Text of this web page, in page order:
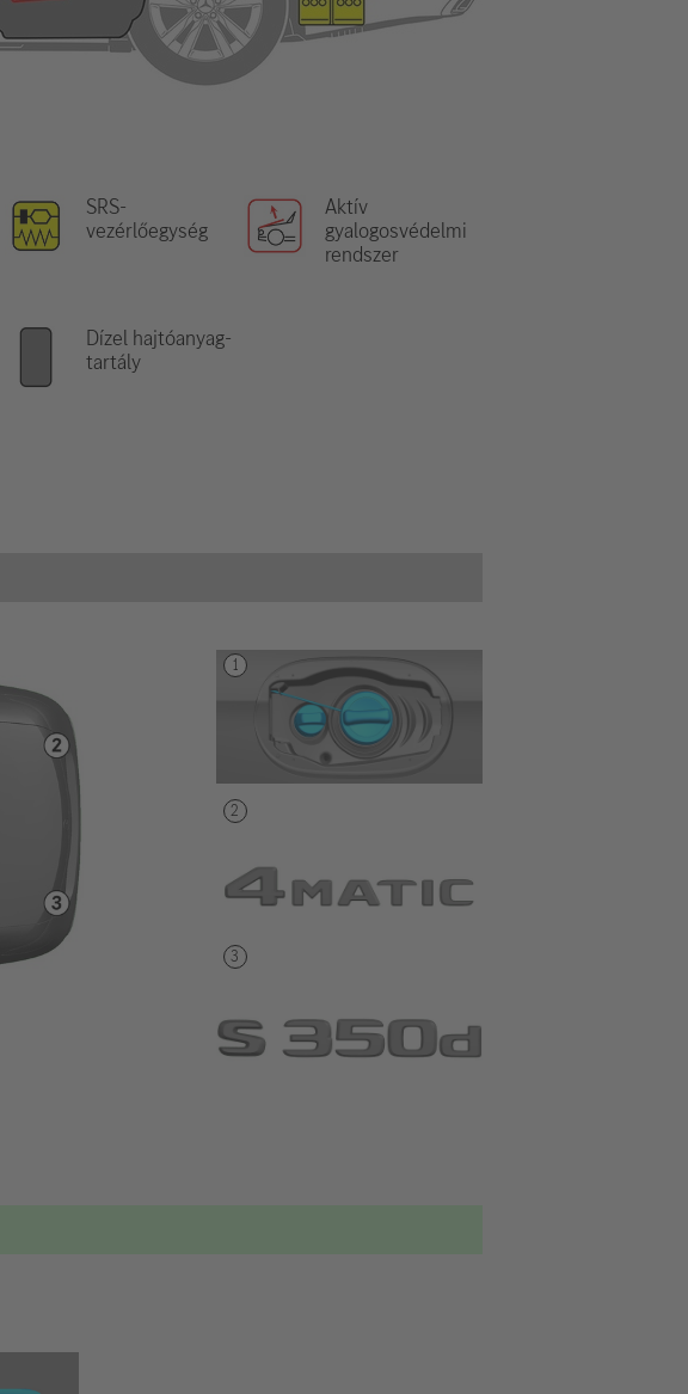
SRS-
vezérlőegység
Aktív
gyalogosvédelmi
rendszer
Dízel hajtóanyag-
tartály